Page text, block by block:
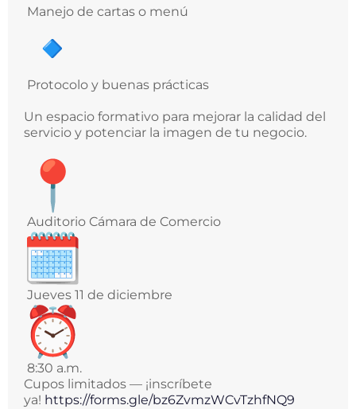
Manejo de cartas o menú
Protocolo y buenas prácticas
Un espacio formativo para mejorar la calidad del
servicio y potenciar la imagen de tu negocio.
Auditorio Cámara de Comercio
Jueves 11 de diciembre
8:30 a.m.
Cupos limitados — ¡inscríbete
ya! https://forms.gle/bz6ZvmzWCvTzhfNQ9